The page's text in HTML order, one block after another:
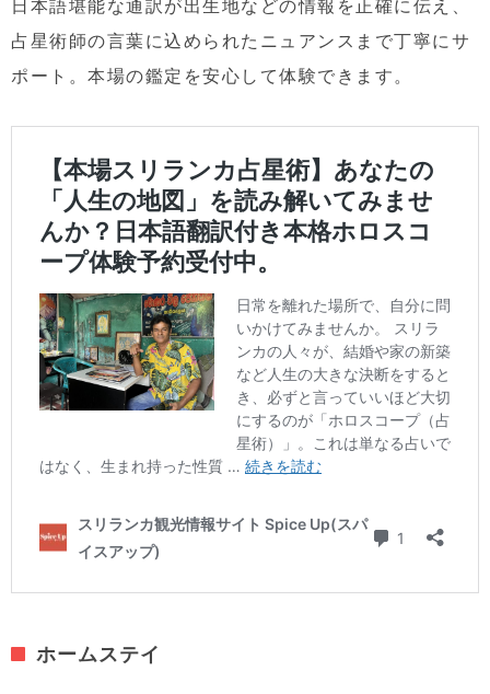
日本語堪能な通訳が出生地などの情報を正確に伝え、
占星術師の言葉に込められたニュアンスまで丁寧にサ
ポート。本場の鑑定を安心して体験できます。
ホームステイ